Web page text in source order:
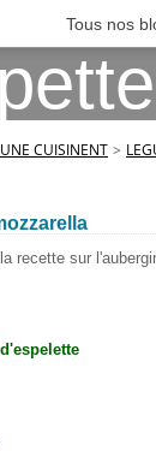
Tous nos
CUISINENT >
recette sur